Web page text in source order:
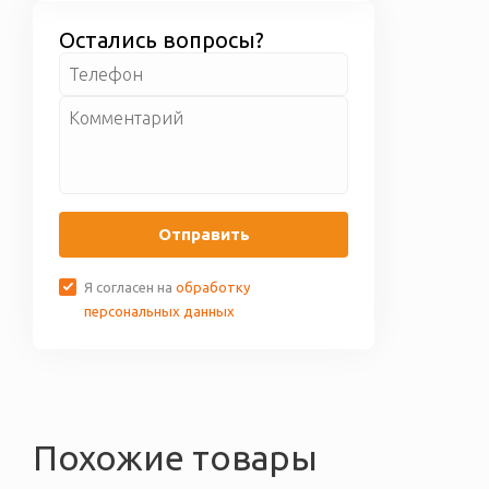
бракованный товар, мы его
обмениваем вам. Более
подробные условия по гарантии
и возврат
Остались вопросы?
Отправить
Я согласен на обработку
персональных данных
Похожие товары